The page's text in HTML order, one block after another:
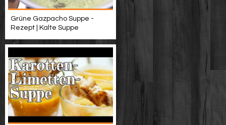
Grüne Gazpacho Suppe -
Rezept | Kalte Suppe